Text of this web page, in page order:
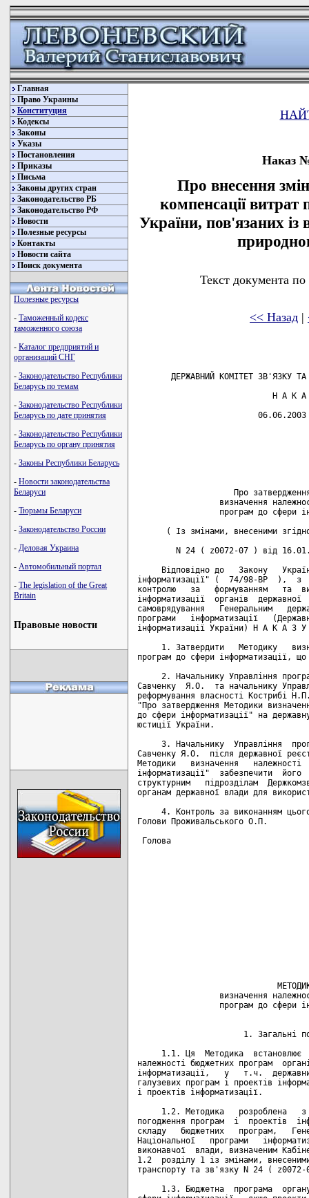
Главная
Право Украины
Конституция
Кодексы
Законы
Указы
Постановления
Приказы
Письма
Законы других стран
Законодательство РБ
Законодательство РФ
Новости
Полезные ресурсы
Контакты
Новости сайта
Поиск документа
Полезные ресурсы
- Таможенный кодекс
таможенного союза
- Каталог предприятий и
организаций СНГ
- Законодательство Республики
Беларусь по темам
- Законодательство Республики
Беларусь по дате принятия
- Законодательство Республики
Беларусь по органу принятия
- Законы Республики Беларусь
- Новости законодательства
Беларуси
- Тюрьмы Беларуси
- Законодательство России
- Деловая Украина
- Автомобильный портал
- The legislation of the Great
Britain
Правовые новости
Наказ №
Про внесення
компенсації витрат
України, пов'язаних
Текст документа
<< Назад |